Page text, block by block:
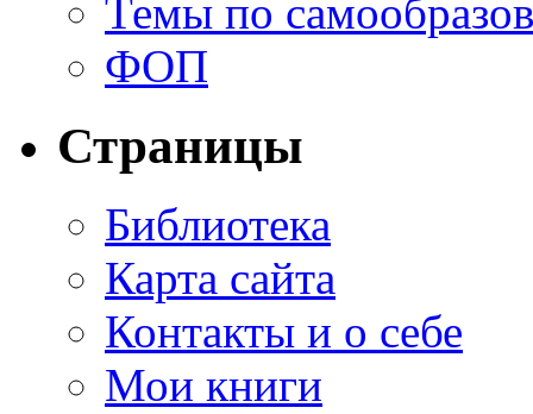
Темы по
ФОП
Страницы
Библиотека
Карта сайта
Контакты и о себе
Мои книги